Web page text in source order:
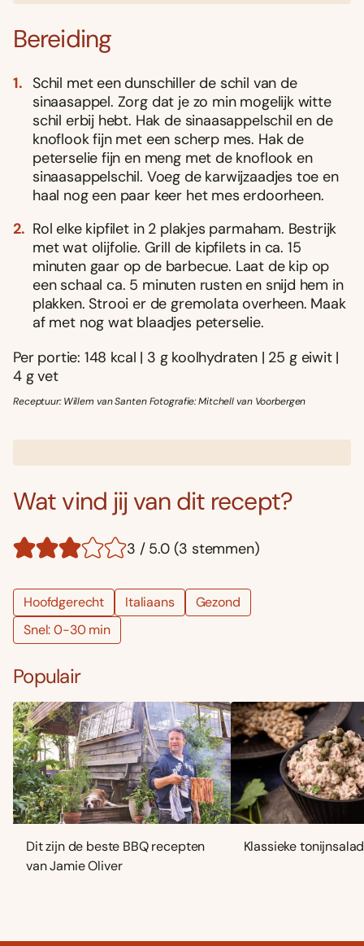
Bereiding
Schil met een dunschiller de schil van de
sinaasappel. Zorg dat je zo min mogelijk witte
schil erbij hebt. Hak de sinaasappelschil en de
knoflook fijn met een scherp mes. Hak de
peterselie fijn en meng met de knoflook en
sinaasappelschil. Voeg de karwijzaadjes toe en
haal nog een paar keer het mes erdoorheen.
Rol elke kipfilet in 2 plakjes parmaham. Bestrijk
met wat olijfolie. Grill de kipfilets in ca. 15
minuten gaar op de barbecue. Laat de kip op
een schaal ca. 5 minuten rusten en snijd hem in
plakken. Strooi er de gremolata overheen. Maak
af met nog wat blaadjes peterselie.
Per portie: 148 kcal | 3 g koolhydraten | 25 g eiwit |
4 g vet
Receptuur: Willem van Santen Fotografie: Mitchell van Voorbergen
Wat vind jij van dit recept?
3 / 5.0 (3 stemmen)
Hoofdgerecht Italiaans
Gezond
Snel: 0-30 min
Populair
Dit zijn de beste BBQ recepten
van Jamie Oliver
Klassieke